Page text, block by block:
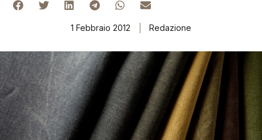
1 Febbraio 2012 Redazione